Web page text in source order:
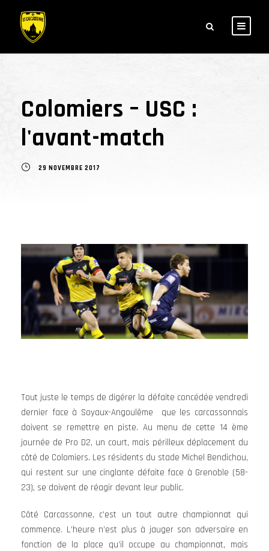
Colomiers – USC :
l'avant-match
29 NOVEMBRE 2017
Tout juste le temps de digérer la défaite concédée vendredi
dernier face à Soyaux-Angoulême que les carcassonnais
doivent se remettre en piste. Au menu de cette 14 ème
journée de Pro D2, un court, mais périlleux déplacement du
côté de Colomiers. Les résidents du stade Michel Bendichou,
qui restent sur une cinglante défaite face à Grenoble (58-
23), se doivent de réagir devant leur public.
Côté Carcassonne, c’est un tout autre championnat qui
commence. L’heure n’est plus à jauger son adversaire en
fonction de la place qu’il occupe au championnat, mais